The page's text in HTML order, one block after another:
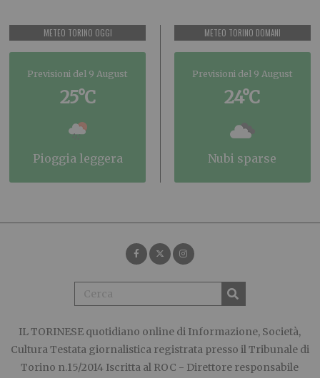
METEO TORINO OGGI
Previsioni del 9 August
25°C
pioggia leggera
METEO TORINO DOMANI
Previsioni del 9 August
24°C
nubi sparse
IL TORINESE quotidiano online di Informazione, Società,
Cultura Testata giornalistica registrata presso il Tribunale di
Torino n.15/2014 Iscritta al ROC - Direttore responsabile